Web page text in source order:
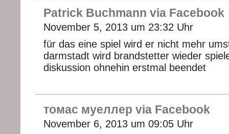
Patrick Buchmann via Facebook
November 5, 2013 um 23:32 Uhr
für das eine spiel wird er nicht mehr
darmstadt wird brandstetter wieder
diskussion ohnehin erstmal beendet
томас муеллер via Facebook
November 6, 2013 um 09:05 Uhr